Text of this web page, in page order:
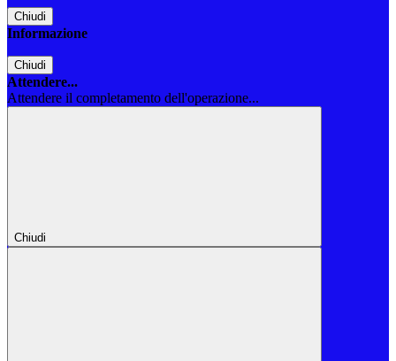
Chiudi
Informazione
Chiudi
Attendere...
Attendere il completamento dell'operazione...
Chiudi